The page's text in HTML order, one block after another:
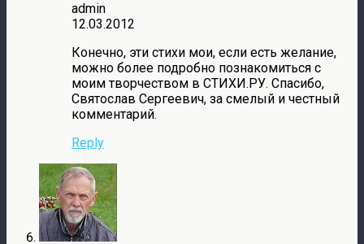
admin
12.03.2012
Конечно, эти стихи мои, если есть желание,
можно более подробно познакомиться с
моим творчеством в СТИХИ.РУ. Спасибо,
Святослав Сергеевич, за смелый и честный
комментарий.
Reply